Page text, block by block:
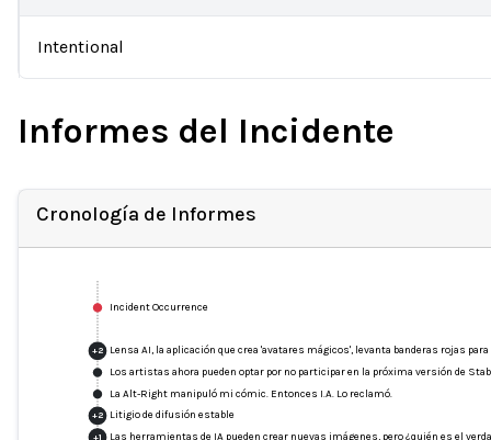
Intentional
Informes del Incidente
Cronología de Informes
Incident Occurrence
+2 Lensa AI, la aplicación que crea 'avatares mágicos', levanta banderas rojas
Los artistas ahora pueden optar por no participar en la próxima versión de
La Alt-Right manipuló mi cómic. Entonces I.A. Lo reclamó.
+2 Litigio de difusión estable
+1 Las herramientas de IA pueden crear nuevas imágenes, pero ¿quién es el